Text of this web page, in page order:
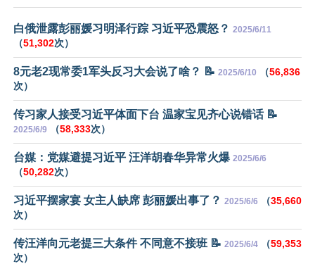
白俄泄露彭丽媛习明泽行踪 习近平恐震怒？ 2025/6/11
（51,302次）
8元老2现常委1军头反习大会说了啥？ 📝 2025/6/10 （56,836
次）
传习家人接受习近平体面下台 温家宝见齐心说错话 📝
2025/6/9 （58,333次）
台媒：党媒避提习近平 汪洋胡春华异常火爆 2025/6/6
（50,282次）
习近平摆家宴 女主人缺席 彭丽媛出事了？ 2025/6/6 （35,660
次）
传汪洋向元老提三大条件 不同意不接班 📝 2025/6/4 （59,353
次）